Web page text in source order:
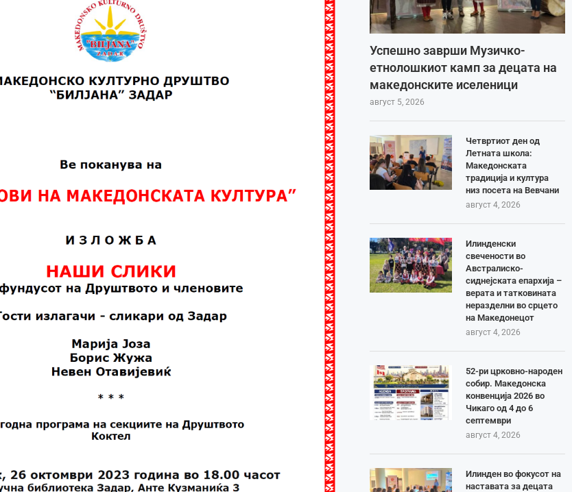
Успешно заврши Музичко-
етнолошкиот камп за децата на
македонските иселеници
август 5, 2026
Четвртиот ден од
Летната школа:
Македонската
традиција и култура
низ посета на Вевчани
август 4, 2026
Илинденски
свечености во
Австралиско-
сиднејската епархија –
верата и татковината
неразделни во срцето
на Македонецот
август 4, 2026
52-ри црковно-народен
собир. Македонска
конвенција 2026 во
Чикаго од 4 до 6
септември
август 4, 2026
Илинден во фокусот на
наставата за децата